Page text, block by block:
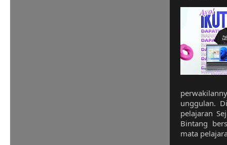
unggulan.
pelajaran
Bintang
mata